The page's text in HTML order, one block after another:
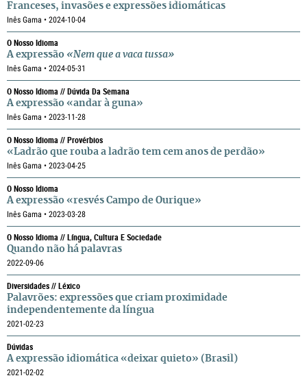
Franceses, invasões e expressões idiomáticas
Inês Gama • 2024-10-04
O Nosso Idioma
A expressão «Nem que a vaca tussa»
Inês Gama • 2024-05-31
O Nosso Idioma // Dúvida Da Semana
A expressão «andar à guna»
Inês Gama • 2023-11-28
O Nosso Idioma // Provérbios
«Ladrão que rouba a ladrão tem cem anos de perdão»
Inês Gama • 2023-04-25
O Nosso Idioma
A expressão «resvés Campo de Ourique»
Inês Gama • 2023-03-28
O Nosso Idioma // Língua, Cultura E Sociedade
Quando não há palavras
2022-09-06
Diversidades // Léxico
Palavrões: expressões que criam proximidade
independentemente da língua
2021-02-23
Dúvidas
A expressão idiomática «deixar quieto» (Brasil)
2021-02-02